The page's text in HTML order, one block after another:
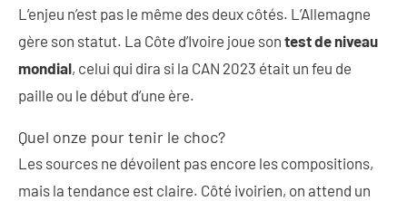
L’enjeu n’est pas le même des deux côtés. L’Allemagne
gère son statut. La Côte d’Ivoire joue son test de niveau
mondial, celui qui dira si la CAN 2023 était un feu de
paille ou le début d’une ère.
Quel onze pour tenir le choc?
Les sources ne dévoilent pas encore les compositions,
mais la tendance est claire. Côté ivoirien, on attend un